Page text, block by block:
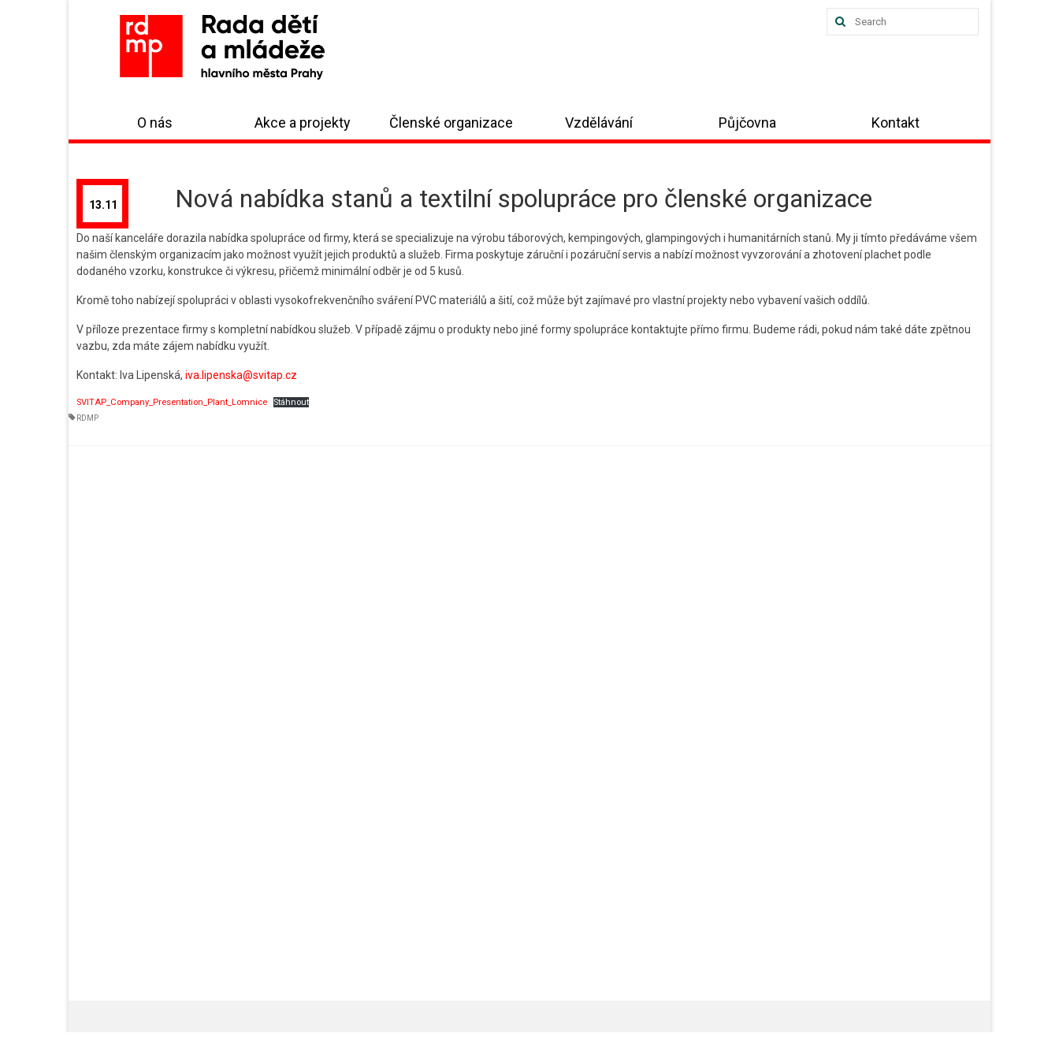
Search
O nás Akce a projekty Členské organizace Vzdělávání Půjčovna Kontakt
13.11 Nová nabídka stanů a textilní spolupráce pro členské organizace
Do naší kanceláře dorazila nabídka spolupráce od firmy, která se specializuje na výrobu táborových, kempingových, glampingových i humanitárních stanů. My ji tímto předáváme všem
našim členským organizacím jako možnost využít jejich produktů a služeb. Firma poskytuje záruční i pozáruční servis a nabízí možnost vyvzorování a zhotovení plachet podle
dodaného vzorku, konstrukce či výkresu, přičemž minimální odběr je od 5 kusů.
Kromě toho nabízejí spolupráci v oblasti vysokofrekvenčního sváření PVC materiálů a šití, což může být zajímavé pro vlastní projekty nebo vybavení vašich oddílů.
V příloze prezentace firmy s kompletní nabídkou služeb. V případě zájmu o produkty nebo jiné formy spolupráce kontaktujte přímo firmu. Budeme rádi, pokud nám také dáte zpětnou
vazbu, zda máte zájem nabídku využít.
Kontakt: Iva Lipenská, iva.lipenska@svitap.cz
SVITAP_Company_Presentation_Plant_Lomnice Stáhnout
RDMP